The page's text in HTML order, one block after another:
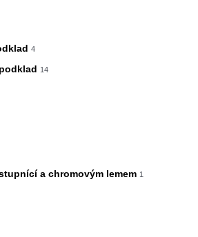
4
14
a chromovým lemem 1